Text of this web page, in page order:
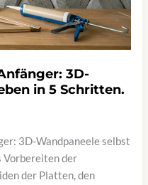
3D-
in 5 Schritten.
3D-Wandpaneele selbst
Vorbereiten der
der Platten, den